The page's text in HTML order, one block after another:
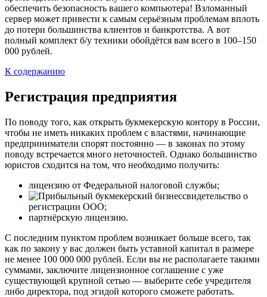
обеспечить безопасность вашего компьютера! Взломанный
сервер может привести к самым серьёзным проблемам вплоть
до потери большинства клиентов и банкротства. А вот
полный комплект б/у техники обойдётся вам всего в 100–150
000 рублей.
К содержанию
Регистрация предприятия
По поводу того, как открыть букмекерскую контору в России,
чтобы не иметь никаких проблем с властями, начинающие
предприниматели спорят постоянно — в законах по этому
поводу встречается много неточностей. Однако большинство
юристов сходится на том, что необходимо получить:
лицензию от Федеральной налоговой службы;
свидетельство о
регистрации ООО;
партнёрскую лицензию.
С последним пунктом проблем возникает больше всего, так
как по закону у вас должен быть уставной капитал в размере
не менее 100 000 000 рублей. Если вы не располагаете такими
суммами, заключите лицензионное соглашение с уже
существующей крупной сетью — выберите себе учредителя
либо директора, под эгидой которого сможете работать.